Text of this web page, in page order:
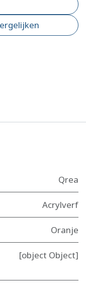
Qrea
Acrylverf
Oranje
[object Object]